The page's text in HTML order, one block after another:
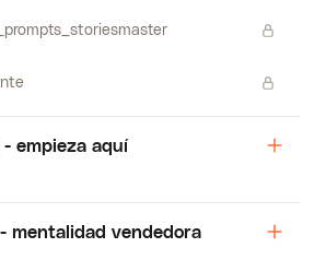
empieza aquí
mentalidad vendedora